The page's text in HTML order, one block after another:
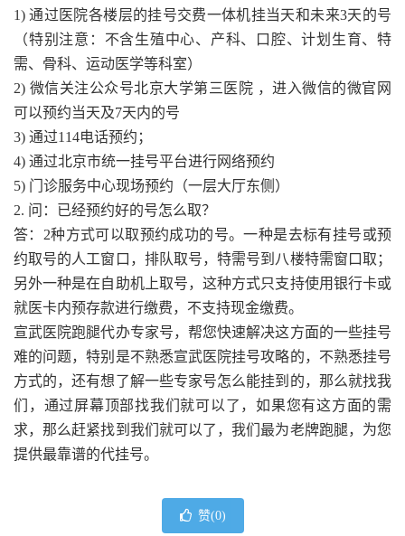
1) 通过医院各楼层的挂号交费一体机挂当天和未来3天的号
（特别注意：不含生殖中心、产科、口腔、计划生育、特
需、骨科、运动医学等科室）
2) 微信关注公众号北京大学第三医院 ，进入微信的微官网
可以预约当天及7天内的号
3) 通过114电话预约；
4) 通过北京市统一挂号平台进行网络预约
5) 门诊服务中心现场预约（一层大厅东侧）
2. 问：已经预约好的号怎么取？
答：2种方式可以取预约成功的号。一种是去标有挂号或预
约取号的人工窗口，排队取号，特需号到八楼特需窗口取；
另外一种是在自助机上取号，这种方式只支持使用银行卡或
就医卡内预存款进行缴费，不支持现金缴费。
宣武医院跑腿代办专家号，帮您快速解决这方面的一些挂号
难的问题，特别是不熟悉宣武医院挂号攻略的，不熟悉挂号
方式的，还有想了解一些专家号怎么能挂到的，那么就找我
们，通过屏幕顶部找我们就可以了，如果您有这方面的需
求，那么赶紧找到我们就可以了，我们最为老牌跑腿，为您
提供最靠谱的代挂号。
赞(0)